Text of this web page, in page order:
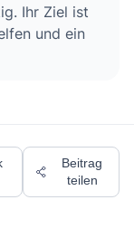
Ihr Ziel ist
und ein
Beitrag
teilen